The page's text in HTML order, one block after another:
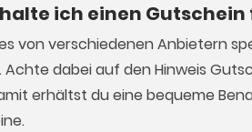
ich einen
von verschiedenen Anbietern
dabei auf den Hinweis
erhältst du eine bequeme